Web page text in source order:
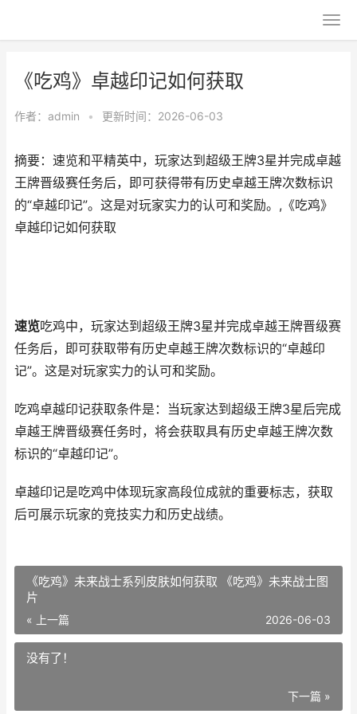
《吃鸡》卓越印记如何获取
作者： admin • 更新时间：2026-06-03
摘要：速览和平精英中，玩家达到超级王牌3星并完成卓越
王牌晋级赛任务后，即可获得带有历史卓越王牌次数标识
的“卓越印记”。这是对玩家实力的认可和奖励。,《吃鸡》
卓越印记如何获取
速览吃鸡中，玩家达到超级王牌3星并完成卓越王牌晋级赛
任务后，即可获取带有历史卓越王牌次数标识的“卓越印
记”。这是对玩家实力的认可和奖励。
吃鸡卓越印记获取条件是：当玩家达到超级王牌3星后完成
卓越王牌晋级赛任务时，将会获取具有历史卓越王牌次数
标识的“卓越印记”。
卓越印记是吃鸡中体现玩家高段位成就的重要标志，获取
后可展示玩家的竞技实力和历史战绩。
《吃鸡》未来战士系列皮肤如何获取 《吃鸡》未来战士图
片
« 上一篇 2026-06-03
没有了！
下一篇 »